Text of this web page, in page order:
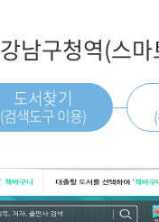
강남구청역(스
도서찾기
(검색도구 이용)